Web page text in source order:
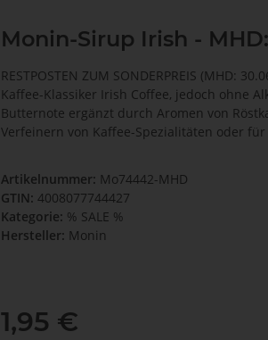
Monin-Sirup Irish -
RESTPOSTEN ZUM SONDERPREIS (MHD:
Kaffee-Klassiker Irish Coffee, jedoch ohne
Butternote ergänzt durch Aromen von
Verfeinern von Kaffee-Spezialitäten oder
Artikelnummer: Mo74442-MHD
GTIN: 4008077744427
Kategorie: % SALE %
Hersteller: Monin
1,95 €